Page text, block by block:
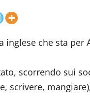
inglese che sta
scorrendo sui
scrivere,